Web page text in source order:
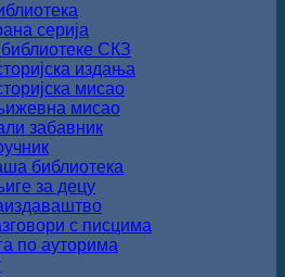
серија
СКЗ
издања
мисао
мисао
забавник
библиотека
за децу
с писцима
по ауторима